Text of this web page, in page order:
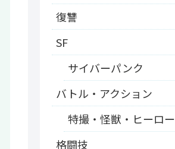
復讐
SF
サイバーパンク
バトル・アクション
特撮・怪獣・ヒーロー
格闘技